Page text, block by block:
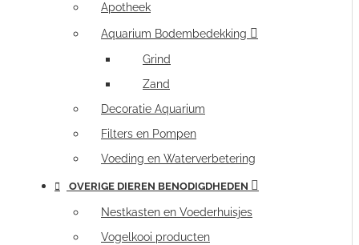
Apotheek
Aquarium Bodembedekking
Grind
Zand
Decoratie Aquarium
Filters en Pompen
Voeding en Waterverbetering
OVERIGE DIEREN BENODIGDHEDEN
Nestkasten en Voederhuisjes
Vogelkooi producten